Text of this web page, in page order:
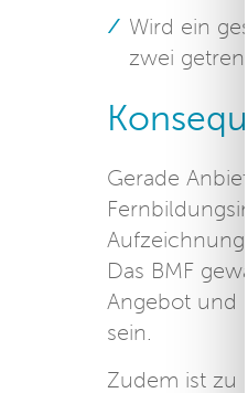
Wird ein
zwei
Gerade
Das BMF
Angebot und
sein.
Zudem ist zu